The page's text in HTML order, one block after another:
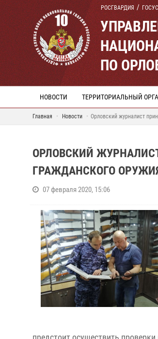
РОСГВАРДИЯ
ПО
НОВОСТИ ТЕРРИТОРИАЛЬНЫЙ
Главная Новости Орловский журналист
ОРЛОВСКИЙ
ГРАЖДАНСКОГО
07 февраля 2020, 15:06